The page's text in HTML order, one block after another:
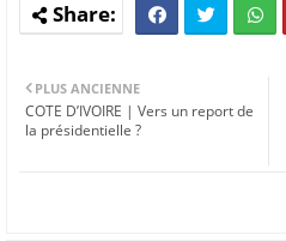
PLUS ANCIENNE
COTE D’IVOIRE | Vers un report de
la présidentielle ?